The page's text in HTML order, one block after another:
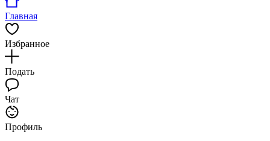
Главная
Избранное
Подать
Чат
Профиль